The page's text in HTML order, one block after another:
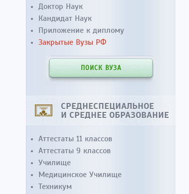
Доктор Наук
Кандидат Наук
Приложение к диплому
Закрытые Вузы РФ
ПОИСК ВУЗА
СРЕДНЕСПЕЦИАЛЬНОЕ
И СРЕДНЕЕ ОБРАЗОВАНИЕ
Аттестаты 11 классов
Аттестаты 9 классов
Училище
Медицинское Училище
Техникум